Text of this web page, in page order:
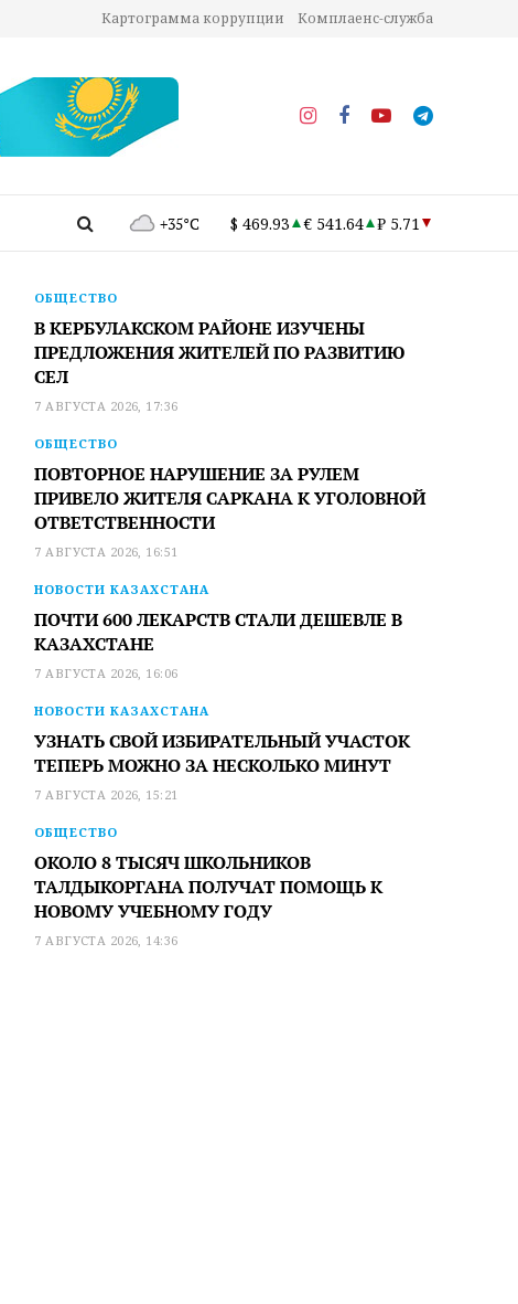
Картограмма коррупции Комплаенс-служба
+35°C $ 469.93 € 541.64 ₽ 5.71
ОБЩЕСТВО
В КЕРБУЛАКСКОМ РАЙОНЕ ИЗУЧЕНЫ
ПРЕДЛОЖЕНИЯ ЖИТЕЛЕЙ ПО РАЗВИТИЮ
СЕЛ
7 АВГУСТА 2026, 17:36
ОБЩЕСТВО
ПОВТОРНОЕ НАРУШЕНИЕ ЗА РУЛЕМ
ПРИВЕЛО ЖИТЕЛЯ САРКАНА К УГОЛОВНОЙ
ОТВЕТСТВЕННОСТИ
7 АВГУСТА 2026, 16:51
НОВОСТИ КАЗАХСТАНА
ПОЧТИ 600 ЛЕКАРСТВ СТАЛИ ДЕШЕВЛЕ В
КАЗАХСТАНЕ
7 АВГУСТА 2026, 16:06
НОВОСТИ КАЗАХСТАНА
УЗНАТЬ СВОЙ ИЗБИРАТЕЛЬНЫЙ УЧАСТОК
ТЕПЕРЬ МОЖНО ЗА НЕСКОЛЬКО МИНУТ
7 АВГУСТА 2026, 15:21
ОБЩЕСТВО
ОКОЛО 8 ТЫСЯЧ ШКОЛЬНИКОВ
ТАЛДЫКОРГАНА ПОЛУЧАТ ПОМОЩЬ К
НОВОМУ УЧЕБНОМУ ГОДУ
7 АВГУСТА 2026, 14:36